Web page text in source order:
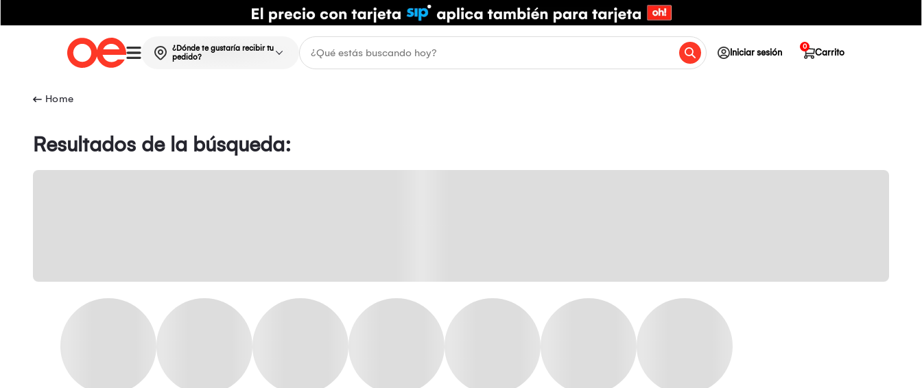
¿Dónde te gustaría recibir tu
pedido?
Iniciar sesión Carrito
0
Resultados de la búsqueda: